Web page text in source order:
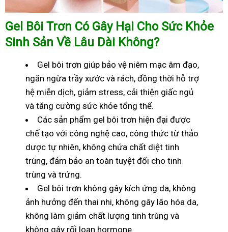
Gel Bôi Trơn Có Gây Hại Cho Sức Khỏe
Sinh Sản Về Lâu Dài Không?
Gel bôi trơn giúp bảo vệ niêm mạc âm đạo,
ngăn ngừa trầy xước và rách, đồng thời hỗ trợ
hệ miễn dịch, giảm stress, cải thiện giấc ngủ
và tăng cường sức khỏe tổng thể.
Các sản phẩm gel bôi trơn hiện đại được
chế tạo với công nghệ cao, công thức từ thảo
dược tự nhiên, không chứa chất diệt tinh
trùng, đảm bảo an toàn tuyệt đối cho tinh
trùng và trứng.
Gel bôi trơn không gây kích ứng da, không
ảnh hưởng đến thai nhi, không gây lão hóa da,
không làm giảm chất lượng tinh trùng và
không gây rối loạn hormone.